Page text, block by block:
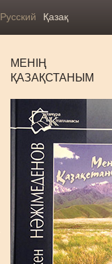
Русский Қазақ
МЕНІҢ
ҚАЗАҚСТАНЫМ